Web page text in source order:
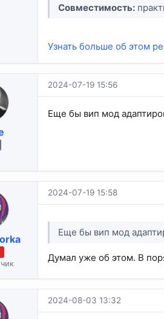
Совместимость:
Узнать больше об этом
2024-07-19 15:56
Еще бы вип мод
2024-07-19 15:58
Еще бы вип мод
Думал уже об этом. В
2024-08-03 13:32